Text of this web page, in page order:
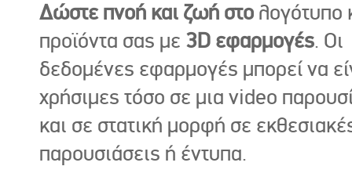
Δώστε πνοή και ζωή στο λογότυπο
προϊόντα σας με 3D εφαρμογές. Οι
δεδομένες εφαρμογές μπορεί να
χρήσιμες τόσο σε μια video
και σε στατική μορφή σε
παρουσιάσεις ή έντυπα.